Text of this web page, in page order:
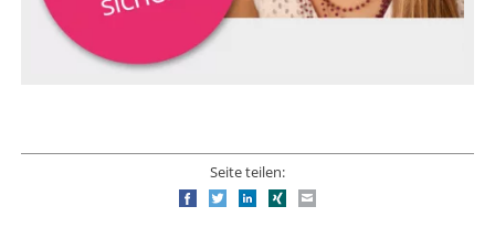
Seite teilen:
FacebookTwitterLinkedIn
Xing